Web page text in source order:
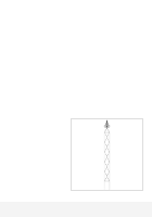
メールでお問合せ